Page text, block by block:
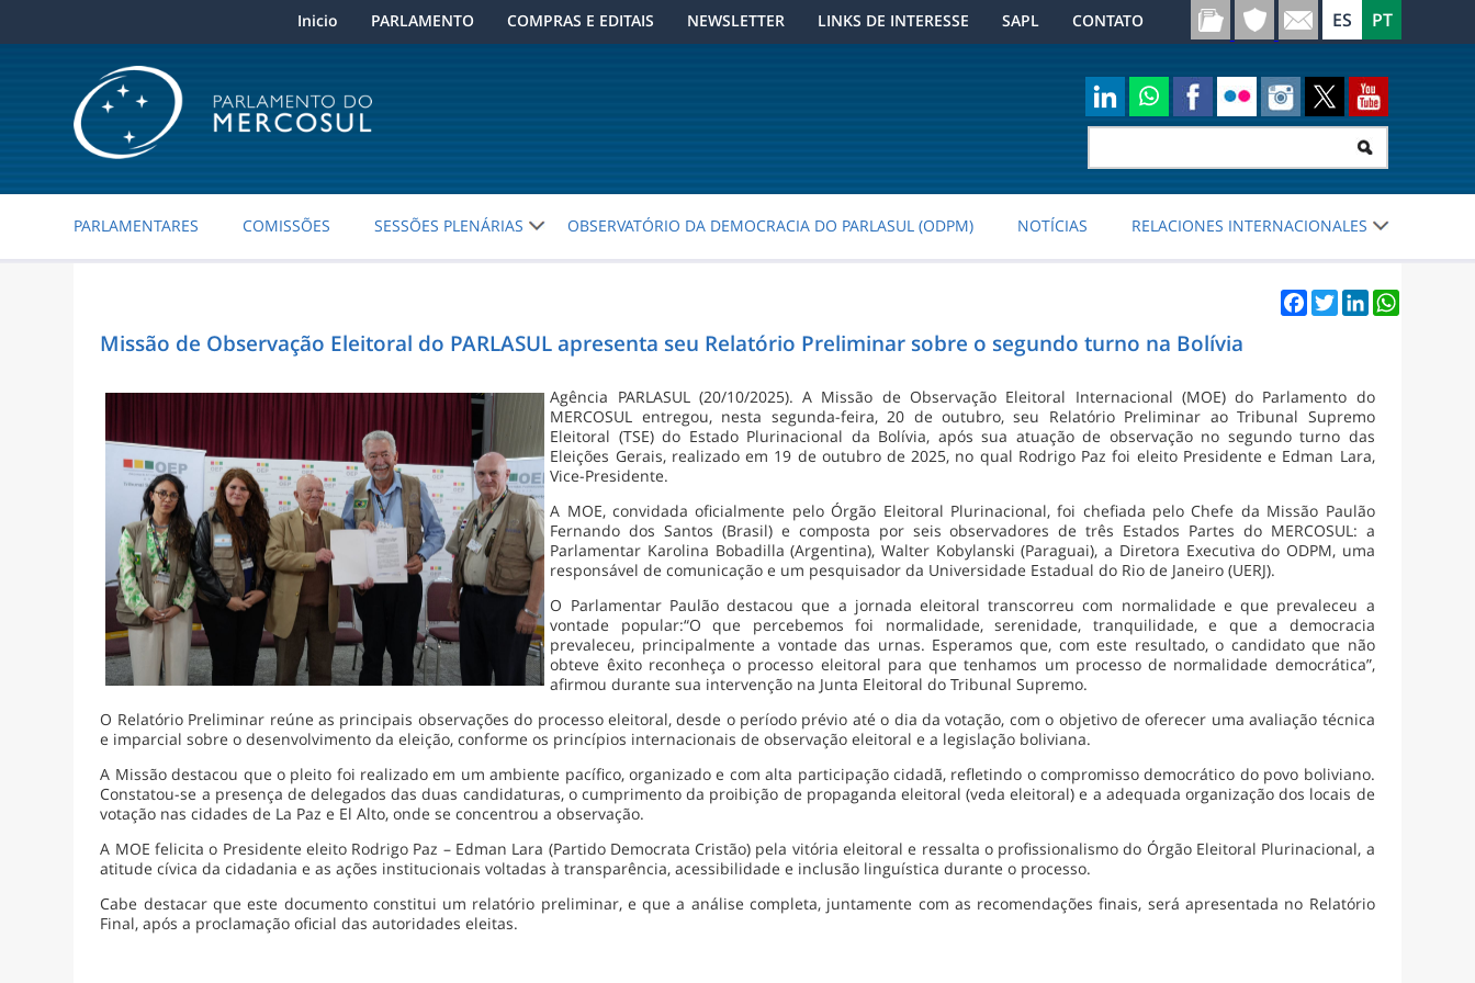
Inicio PARLAMENTO COMPRAS E EDITAIS NEWSLETTER LINKS DE INTERESSE SAPL CONTATO
PARLAMENTARES COMISSÕES SESSÕES PLENÁRIAS OBSERVATÓRIO DA DEMOCRACIA DO PARLASUL (ODPM) NOTÍCIAS RELACIONES INTERNACIONALES
Facebook
TwitterLinkedInWhatsApp
Missão de Observação Eleitoral do PARLASUL apresenta seu Relatório Preliminar sobre o segundo turno na Bolívia
Agência PARLASUL (20/10/2025). A Missão de Observação Eleitoral Internacional (MOE) do Parlamento do
MERCOSUL entregou, nesta segunda-feira, 20 de outubro, seu Relatório Preliminar ao Tribunal Supremo
Eleitoral (TSE) do Estado Plurinacional da Bolívia, após sua atuação de observação no segundo turno das
Eleições Gerais, realizado em 19 de outubro de 2025, no qual Rodrigo Paz foi eleito Presidente e Edman Lara,
Vice-Presidente.
A MOE, convidada oficialmente pelo Órgão Eleitoral Plurinacional, foi chefiada pelo Chefe da Missão Paulão
Fernando dos Santos (Brasil) e composta por seis observadores de três Estados Partes do MERCOSUL: a
Parlamentar Karolina Bobadilla (Argentina), Walter Kobylanski (Paraguai), a Diretora Executiva do ODPM, uma
responsável de comunicação e um pesquisador da Universidade Estadual do Rio de Janeiro (UERJ).
O Parlamentar Paulão destacou que a jornada eleitoral transcorreu com normalidade e que prevaleceu a
vontade popular:“O que percebemos foi normalidade, serenidade, tranquilidade, e que a democracia
prevaleceu, principalmente a vontade das urnas. Esperamos que, com este resultado, o candidato que não
obteve êxito reconheça o processo eleitoral para que tenhamos um processo de normalidade democrática”,
afirmou durante sua intervenção na Junta Eleitoral do Tribunal Supremo.
O Relatório Preliminar reúne as principais observações do processo eleitoral, desde o período prévio até o dia da votação, com o objetivo de oferecer uma avaliação técnica
e imparcial sobre o desenvolvimento da eleição, conforme os princípios internacionais de observação eleitoral e a legislação boliviana.
A Missão destacou que o pleito foi realizado em um ambiente pacífico, organizado e com alta participação cidadã, refletindo o compromisso democrático do povo boliviano.
Constatou-se a presença de delegados das duas candidaturas, o cumprimento da proibição de propaganda eleitoral (veda eleitoral) e a adequada organização dos locais de
votação nas cidades de La Paz e El Alto, onde se concentrou a observação.
A MOE felicita o Presidente eleito Rodrigo Paz – Edman Lara (Partido Democrata Cristão) pela vitória eleitoral e ressalta o profissionalismo do Órgão Eleitoral Plurinacional, a
atitude cívica da cidadania e as ações institucionais voltadas à transparência, acessibilidade e inclusão linguística durante o processo.
Cabe destacar que este documento constitui um relatório preliminar, e que a análise completa, juntamente com as recomendações finais, será apresentada no Relatório
Final, após a proclamação oficial das autoridades eleitas.